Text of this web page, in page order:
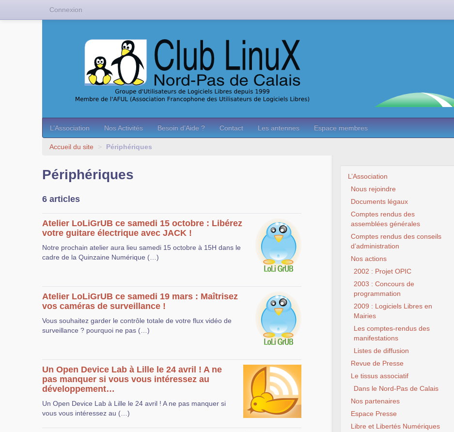
L’Association Nos Activités Besoin d’Aide ? Contact Les antennes Espace membres
Accueil du site > Périphériques
Périphériques
6 articles
Atelier LoLiGrUB ce samedi 15 octobre : Libérez
votre guitare électrique avec JACK !
Notre prochain atelier aura lieu samedi 15 octobre à 15H dans le
cadre de la Quinzaine Numérique (…)
Atelier LoLiGrUB ce samedi 19 mars : Maîtrisez
vos caméras de surveillance !
Vous souhaitez garder le contrôle totale de votre flux vidéo de
surveillance ? pourquoi ne pas (…)
Un Open Device Lab à Lille le 24 avril ! A ne
pas manquer si vous vous intéressez au
développement…
Un Open Device Lab à Lille le 24 avril ! A ne pas manquer si
vous vous intéressez au (…)
L’Association
Nous rejoindre
Documents légaux
Comptes rendus des
assemblées générales
Comptes rendus des conseils
d’administration
Nos actions
2002 : Projet OPIC
2003 : Concours de
programmation
2009 : Logiciels Libres en
Mairies
Les comptes-rendus des
manifestations
Listes de diffusion
Revue de Presse
Le tissus associatif
Dans le Nord-Pas de Calais
Nos partenaires
Espace Presse
Libre et Libertés Numériques
Connexion